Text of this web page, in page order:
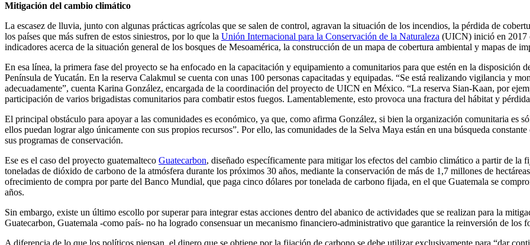
Mitigación del cambio climático
La escasez de lluvia, junto con algunas prácticas agrícolas que se salen de control, agravan la situación de los incendios, la pérdida de
los países que más sufren de estos siniestros, por lo que la Unión Internacional para la Conservación de la Naturaleza (UICN) inició en 2017
indicadores acerca de la situación general de los bosques de Mesoamérica, la construcción de un mapa de cobertura ambiental y mapas de
En esa línea, la primera fase del proyecto se ha enfocado en la capacitación y equipamiento a comunitarios para que estén en la disposición
Península de Yucatán. En la reserva Calakmul se cuenta con unas 100 personas capacitadas y equipadas. “Se está realizando vigilancia y
adecuadamente”, cuenta Karina González, encargada de la coordinación del proyecto de UICN en México. “La reserva Sian-Kaan, por
participación de varios brigadistas comunitarios para combatir estos fuegos. Lamentablemente, esto provoca una fractura del hábitat y
El principal obstáculo para apoyar a las comunidades es económico, ya que, como afirma González, si bien la organización comunitaria es
ellos puedan lograr algo únicamente con sus propios recursos”. Por ello, las comunidades de la Selva Maya están en una búsqueda
sus programas de conservación.
Ese es el caso del proyecto guatemalteco Guatecarbon, diseñado específicamente para mitigar los efectos del cambio climático a partir de
toneladas de dióxido de carbono de la atmósfera durante los próximos 30 años, mediante la conservación de más de 1,7 millones de
ofrecimiento de compra por parte del Banco Mundial, que paga cinco dólares por tonelada de carbono fijada, en el que Guatemala se
años.
Sin embargo, existe un último escollo por superar para integrar estas acciones dentro del abanico de actividades que se realizan para la
Guatecarbon, Guatemala -como país- no ha logrado consensuar un mecanismo financiero-administrativo que garantice la reinversión de los